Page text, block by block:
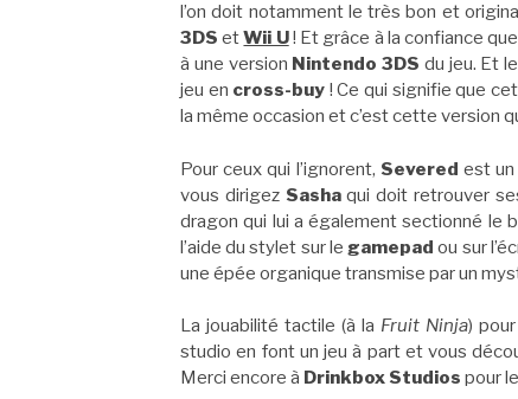
l’on doit notamment le très bon et
3DS etWii U! Et grâce à la confiance
à une version Nintendo 3DS du jeu. Et
jeu en cross-buy ! Ce qui signifie que
la même occasion et c’est cette version
Pour ceux qui l’ignorent, Severedest un
vous dirigez Sashaqui doit retrouver
dragon qui lui a également sectionné le
l’aide du stylet sur legamepad ou sur
une épée organique transmise par un
La jouabilité tactile (à la Fruit Ninja)
studio en font un jeu à part et vous
Merci encore à Drinkbox Studios pour